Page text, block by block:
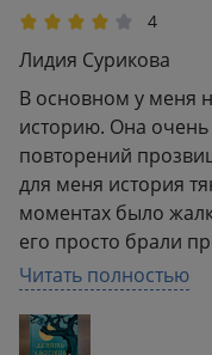
4
Лидия Сурикова
В основном у меня
историю. Она очень
повторений
для меня история
моментах было
его просто брали
тряпка, кроме
тут я получила
меня позабавило и
Читать полностью